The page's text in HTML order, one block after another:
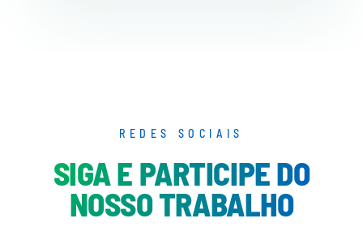
REDES SOCIAIS
SIGA E PARTICIPE DO
NOSSO TRABALHO